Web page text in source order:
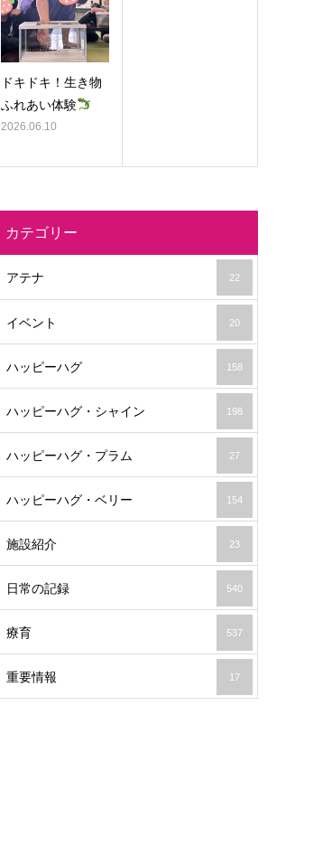
ドキドキ！生き物
ふれあい体験
2026.06.10
カテゴリー
アテナ 22
イベント 20
ハッピーハグ 158
ハッピーハグ・シャイン 198
ハッピーハグ・プラム 27
ハッピーハグ・ベリー 154
施設紹介 23
日常の記録 540
療育 537
重要情報 17